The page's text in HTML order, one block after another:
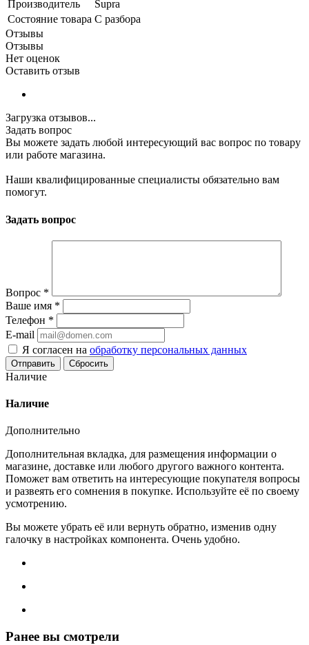
Производитель
Supra
Состояние товара С разбора
Отзывы
Отзывы
Нет оценок
Оставить отзыв
Загрузка отзывов...
Задать вопрос
Вы можете задать любой интересующий вас вопрос по товару
или работе магазина.
Наши квалифицированные специалисты обязательно вам
помогут.
Задать вопрос
Вопрос *
Ваше имя *
Телефон *
E-mail
Я согласен на обработку персональных данных
Сбросить
Наличие
Наличие
Дополнительно
Дополнительная вкладка, для размещения информации о
магазине, доставке или любого другого важного контента.
Поможет вам ответить на интересующие покупателя вопросы
и развеять его сомнения в покупке. Используйте её по своему
усмотрению.
Вы можете убрать её или вернуть обратно, изменив одну
галочку в настройках компонента. Очень удобно.
Ранее вы смотрели